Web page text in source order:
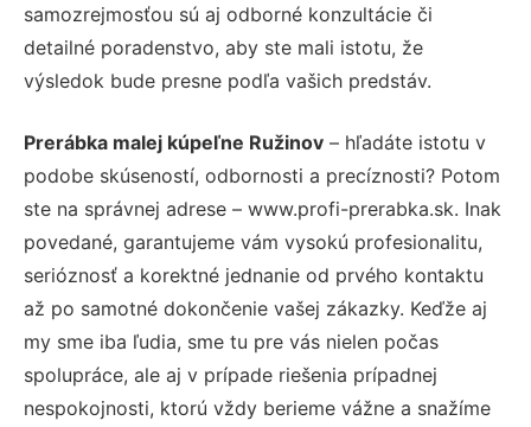
samozrejmosťou sú aj odborné konzultácie či
detailné poradenstvo, aby ste mali istotu, že
výsledok bude presne podľa vašich predstáv.
Prerábka malej kúpeľne Ružinov – hľadáte istotu v
podobe skúseností, odbornosti a precíznosti? Potom
ste na správnej adrese – www.profi-prerabka.sk. Inak
povedané, garantujeme vám vysokú profesionalitu,
serióznosť a korektné jednanie od prvého kontaktu
až po samotné dokončenie vašej zákazky. Keďže aj
my sme iba ľudia, sme tu pre vás nielen počas
spolupráce, ale aj v prípade riešenia prípadnej
nespokojnosti, ktorú vždy berieme vážne a snažíme